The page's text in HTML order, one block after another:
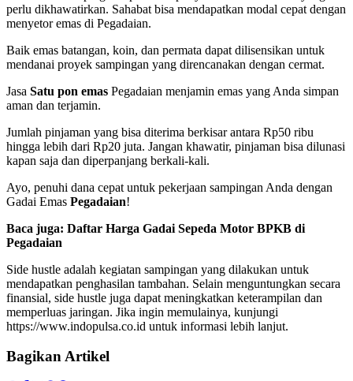
perlu dikhawatirkan. Sahabat bisa mendapatkan modal cepat dengan
menyetor emas di Pegadaian.
Baik emas batangan, koin, dan permata dapat dilisensikan untuk
mendanai proyek sampingan yang direncanakan dengan cermat.
Jasa Satu pon emas Pegadaian menjamin emas yang Anda simpan
aman dan terjamin.
Jumlah pinjaman yang bisa diterima berkisar antara Rp50 ribu
hingga lebih dari Rp20 juta. Jangan khawatir, pinjaman bisa dilunasi
kapan saja dan diperpanjang berkali-kali.
Ayo, penuhi dana cepat untuk pekerjaan sampingan Anda dengan
Gadai Emas Pegadaian!
Baca juga: Daftar Harga Gadai Sepeda Motor BPKB di
Pegadaian
Side hustle adalah kegiatan sampingan yang dilakukan untuk
mendapatkan penghasilan tambahan. Selain menguntungkan secara
finansial, side hustle juga dapat meningkatkan keterampilan dan
memperluas jaringan. Jika ingin memulainya, kunjungi
https://www.indopulsa.co.id untuk informasi lebih lanjut.
Bagikan Artikel